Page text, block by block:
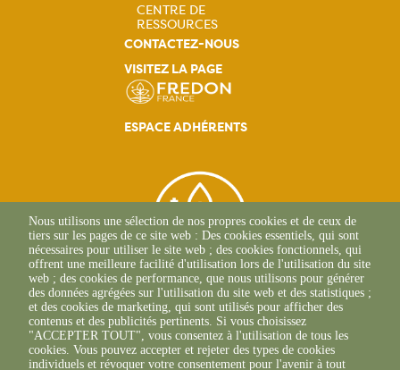
Navigation
principale
CENTRE DE
RESSOURCES
CONTACTEZ-NOUS
VISITEZ LA PAGE
ESPACE ADHÉRENTS
2, Esplanade Roland
Garros
51 100 REIMS
Nous utilisons une sélection de nos propres cookies et de ceux de
tiers sur les pages de ce site web : Des cookies essentiels, qui sont
nécessaires pour utiliser le site web ; des cookies fonctionnels, qui
offrent une meilleure facilité d'utilisation lors de l'utilisation du site
web ; des cookies de performance, que nous utilisons pour générer
des données agrégées sur l'utilisation du site web et des statistiques ;
et des cookies de marketing, qui sont utilisés pour afficher des
contenus et des publicités pertinents. Si vous choisissez
"ACCEPTER TOUT", vous consentez à l'utilisation de tous les
cookies. Vous pouvez accepter et rejeter des types de cookies
individuels et révoquer votre consentement pour l'avenir à tout